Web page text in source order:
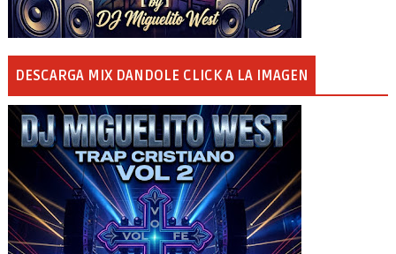
DESCARGA MIX DANDOLE CLICK A LA IMAGEN